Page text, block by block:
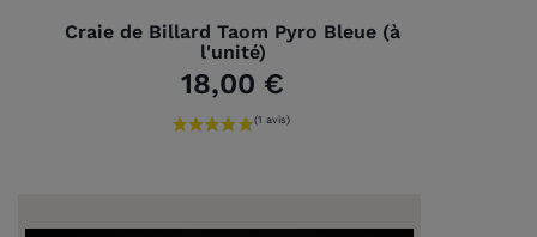
Craie de Billard Taom Pyro Bleue (à
l'unité)
18,00 €